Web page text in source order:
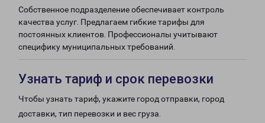
Собственное подразделение обеспечивает контроль
качества услуг. Предлагаем гибкие тарифы для
постоянных клиентов. Профессионалы учитывают
специфику муниципальных требований.
Узнать тариф и срок перевозки
Чтобы узнать тариф, укажите город отправки, город
доставки, тип перевозки и вес груза.